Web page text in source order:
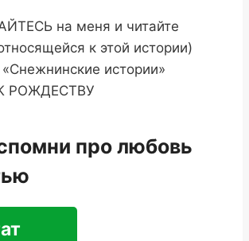
на меня и читайте
к этой истории)
«Снежнинские истории»
РОЖДЕСТВУ
про любовь